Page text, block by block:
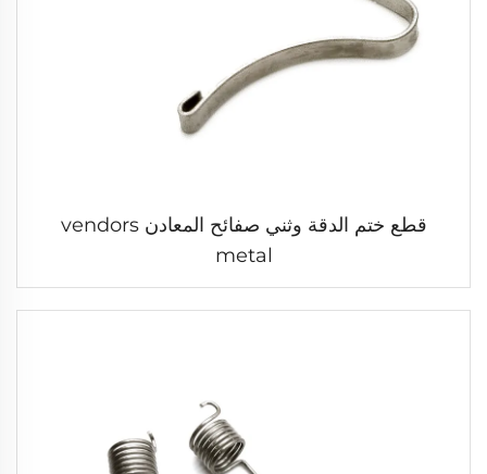
قطع ختم الدقة وثني صفائح المعادن vendors
metal